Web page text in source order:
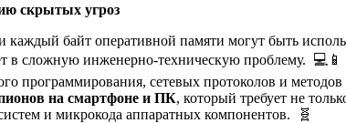
скрытых угроз
байт оперативной памяти могут быть
в сложную инженерно-техническую проблему.
программирования, сетевых протоколов и
на смартфоне и ПК, который требует не
и микрокода аппаратных компонентов. 🧬